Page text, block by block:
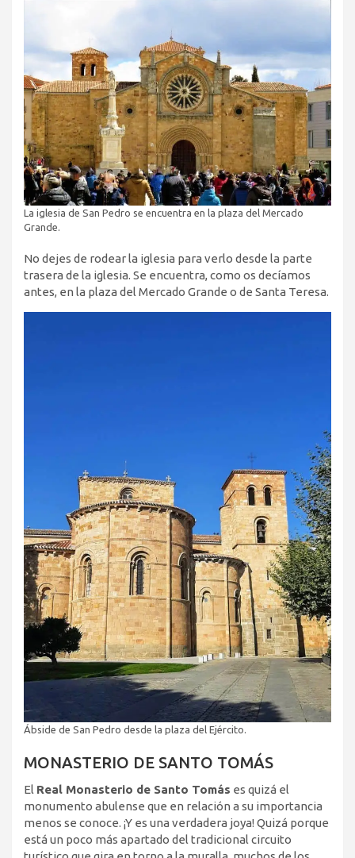
La iglesia de San Pedro se encuentra en la plaza del Mercado
Grande.
No dejes de rodear la iglesia para verlo desde la parte
trasera de la iglesia. Se encuentra, como os decíamos
antes, en la plaza del Mercado Grande o de Santa Teresa.
Ábside de San Pedro desde la plaza del Ejército.
MONASTERIO DE SANTO TOMÁS
El Real Monasterio de Santo Tomás es quizá el
monumento abulense que en relación a su importancia
menos se conoce. ¡Y es una verdadera joya! Quizá porque
está un poco más apartado del tradicional circuito